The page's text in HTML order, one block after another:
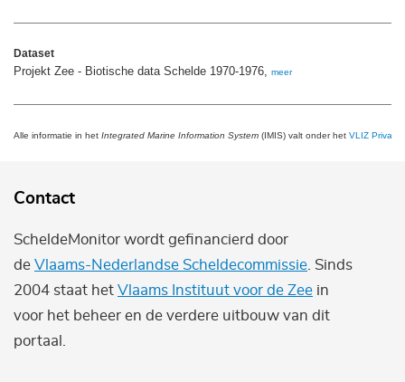
Dataset
Projekt Zee - Biotische data Schelde 1970-1976, meer
Alle informatie in het Integrated Marine Information System (IMIS) valt onder het VLIZ Privacy
Contact
ScheldeMonitor wordt gefinancierd door
de Vlaams-Nederlandse Scheldecommissie . Sinds
2004 staat het Vlaams Instituut voor de Zee in
voor het beheer en de verdere uitbouw van dit
portaal.